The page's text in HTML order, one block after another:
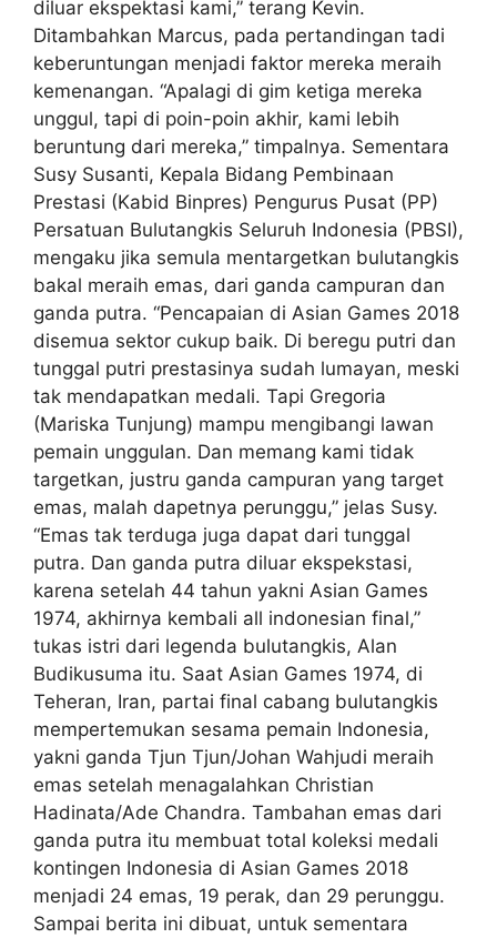
diluar ekspektasi kami,” terang Kevin.
Ditambahkan Marcus, pada pertandingan tadi
keberuntungan menjadi faktor mereka meraih
kemenangan. “Apalagi di gim ketiga mereka
unggul, tapi di poin-poin akhir, kami lebih
beruntung dari mereka,” timpalnya. Sementara
Susy Susanti, Kepala Bidang Pembinaan
Prestasi (Kabid Binpres) Pengurus Pusat (PP)
Persatuan Bulutangkis Seluruh Indonesia (PBSI),
mengaku jika semula mentargetkan bulutangkis
bakal meraih emas, dari ganda campuran dan
ganda putra. “Pencapaian di Asian Games 2018
disemua sektor cukup baik. Di beregu putri dan
tunggal putri prestasinya sudah lumayan, meski
tak mendapatkan medali. Tapi Gregoria
(Mariska Tunjung) mampu mengibangi lawan
pemain unggulan. Dan memang kami tidak
targetkan, justru ganda campuran yang target
emas, malah dapetnya perunggu,” jelas Susy.
“Emas tak terduga juga dapat dari tunggal
putra. Dan ganda putra diluar ekspekstasi,
karena setelah 44 tahun yakni Asian Games
1974, akhirnya kembali all indonesian final,”
tukas istri dari legenda bulutangkis, Alan
Budikusuma itu. Saat Asian Games 1974, di
Teheran, Iran, partai final cabang bulutangkis
mempertemukan sesama pemain Indonesia,
yakni ganda Tjun Tjun/Johan Wahjudi meraih
emas setelah menagalahkan Christian
Hadinata/Ade Chandra. Tambahan emas dari
ganda putra itu membuat total koleksi medali
kontingen Indonesia di Asian Games 2018
menjadi 24 emas, 19 perak, dan 29 perunggu.
Sampai berita ini dibuat, untuk sementara